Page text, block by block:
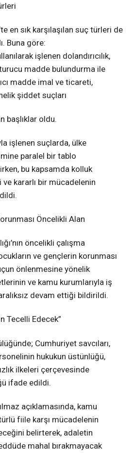
en sık karşılaşılan suç türleri de
Buna göre:
işlenen dolandırıcılık,
madde bulundurma ile
madde imal ve ticareti,
şiddet suçları
başlıklar oldu.
işlenen suçlarda, ülke
paralel bir tablo
bu kapsamda kolluk
kararlı bir mücadelenin
Öncelikli Alan
öncelikli çalışma
ve gençlerin korunması
önlenmesine yönelik
ve kamu kurumlarıyla iş
devam ettiği bildirildi.
Tecelli Edecek”
Cumhuriyet savcıları,
hukukun üstünlüğü,
ilkeleri çerçevesinde
ifade edildi.
açıklamasında, kamu
fiile karşı mücadelenin
belirterek, adaletin
mahal bırakmayacak